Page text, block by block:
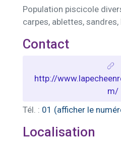
Population piscicole
carpes, ablettes,
Contact
http://
m/
Tél. : 01 (afficher le
Localisation